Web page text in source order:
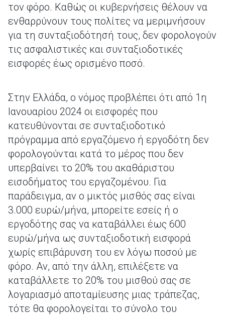
τον φόρο. Καθώς οι κυβερνήσεις θέλουν να
ενθαρρύνουν τους πολίτες να μεριμνήσουν
για τη συνταξιοδότησή τους, δεν φορολογούν
τις ασφαλιστικές και συνταξιοδοτικές
εισφορές έως ορισμένο ποσό.
Στην Ελλάδα, ο νόμος προβλέπει ότι από 1η
Ιανουαρίου 2024 οι εισφορές που
κατευθύνονται σε συνταξιοδοτικό
πρόγραμμα από εργαζόμενο ή εργοδότη δεν
φορολογούνται κατά το μέρος που δεν
υπερβαίνει το 20% του ακαθάριστου
εισοδήματος του εργαζομένου. Για
παράδειγμα, αν ο μικτός μισθός σας είναι
3.000 ευρώ/μήνα, μπορείτε εσείς ή ο
εργοδότης σας να καταβάλλει έως 600
ευρώ/μήνα ως συνταξιοδοτική εισφορά
χωρίς επιβάρυνση του εν λόγω ποσού με
φόρο. Αν, από την άλλη, επιλέξετε να
καταβάλλετε το 20% του μισθού σας σε
λογαριασμό αποταμίευσης μιας τράπεζας,
τότε θα φορολογείται το σύνολο του